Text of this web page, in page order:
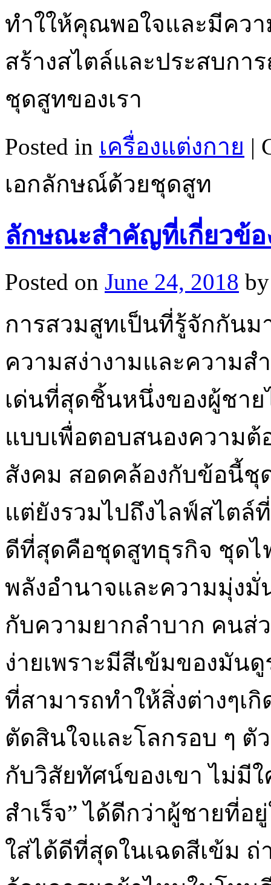
ทำใให้คุณพอใจและมีคว
สร้างสไตล์และประสบก
ชุดสูทของเรา
Posted in เครื่องแต่งกาย |
เอกลักษณ์ด้วยชุดสูท
ลักษณะสำคัญที่เกี่ยวข้
Posted on June 24, 2018 by
การสวมสูทเป็นที่รู้จักกัน
ความสง่างามและความ
เด่นที่สุดชิ้นหนึ่งของผู้ชา
แบบเพื่อตอบสนองความต้
สังคม สอดคล้องกับข้อนี้ชุ
แต่ยังรวมไปถึงไลฟ์สไตล์
ดีที่สุดคือชุดสูทธุรกิจ ชุดไ
พลังอำนาจและความมุ่งมั่
กับความยากลำบาก คนส่
ง่ายเพราะมีสีเข้มของมัน
ที่สามารถทำให้สิ่งต่างๆเ
ตัดสินใจและโลกรอบ ๆ ตั
กับวิสัยทัศน์ของเขา ไม่มี
สำเร็จ” ได้ดีกว่าผู้ชายที่
ใส่ได้ดีที่สุดในเฉดสีเข้ม ถ่